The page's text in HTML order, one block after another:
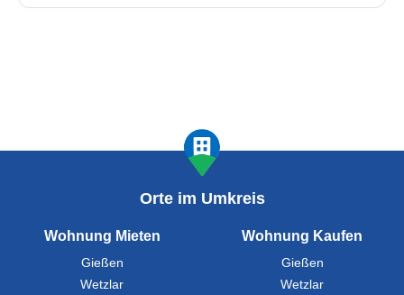
Orte im Umkreis
Wohnung Mieten
Gießen
Wetzlar
Wohnung Kaufen
Gießen
Wetzlar